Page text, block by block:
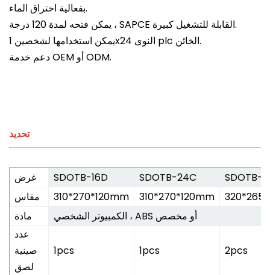
بفعالية اختراق الماء.
يمكن فتحه لمدة 120 درجة ، SAPCE القابلة للتشغيل كبيرة.
يمكن استخدامها لشخصين 1x24 النوى plc الخائن.
دعم خدمة OEM أو ODM.
تحديد
غرض SDOTB-16D SDOTB-24C
SDOTB-
مقاس
310*270*120mm 310*270*120mm
مادة
الكمبيوتر الشخصي ، ABS أو مخصص
عدد
صينية
لصق
1pcs 1pcs 2pcs